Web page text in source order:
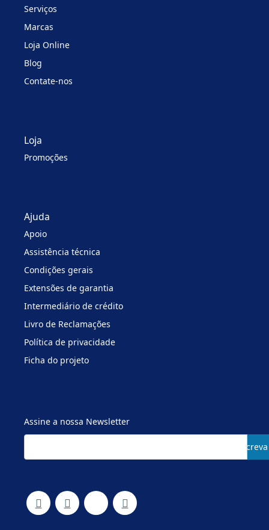
Serviços
Marcas
Loja Online
Blog
Contate-nos
Loja
Promoções
Ajuda
Apoio
Assistência técnica
Condições gerais
Extensões de garantia
Intermediário de crédito
Livro de Reclamações
Política de privacidade
Ficha do projeto
Assine a nossa Newsletter
Subscreva